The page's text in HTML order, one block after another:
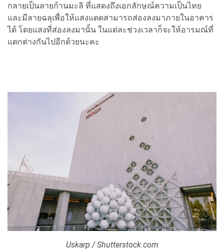
กลายเป็นลายก้านมะลิ ที่แสดงถึงเอกลักษณ์ความเป็นไทย
และมีลายฉลุเพื่อให้แสงแดดสามารถส่องลงมาภายในอาคาร
ได้ โดยแสงที่ส่องลงมานั้น ในแต่ละช่วงเวลาก็จะให้อารมณ์ที่
แตกต่างกันไปอีกด้วยนะคะ
Uskarp / Shutterstock.com